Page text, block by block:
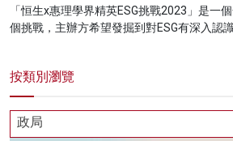
「恒生x惠理學界精英ESG挑戰2023」是一
個挑戰，主辦方希望發掘到對ESG有深入認
按類別瀏覽
政局